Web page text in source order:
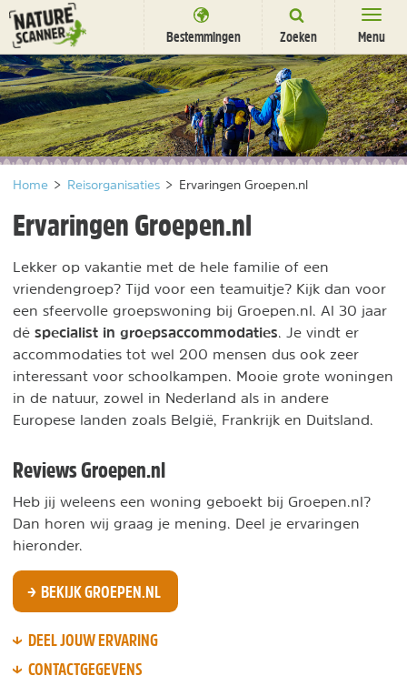
Ga
naar
content
Bestemmingen Zoeken Menu
Bestemmingen
Overnachten
Activiteiten
Natuurparken
Dieren
Nieuwsbrief Uitgelicht
Partners nl/fr
Home > Reisorganisaties > Ervaringen Groepen.nl
Ervaringen Groepen.nl
Lekker op vakantie met de hele familie of een
vriendengroep? Tijd voor een teamuitje? Kijk dan voor
een sfeervolle groepswoning bij Groepen.nl. Al 30 jaar
dé specialist in groepsaccommodaties . Je vindt er
accommodaties tot wel 200 mensen dus ook zeer
interessant voor schoolkampen. Mooie grote woningen
in de natuur, zowel in Nederland als in andere
Europese landen zoals België, Frankrijk en Duitsland.
Reviews Groepen.nl
Heb jij weleens een woning geboekt bij Groepen.nl?
Dan horen wij graag je mening. Deel je ervaringen
hieronder.
BEKIJK GROEPEN.NL
DEEL JOUW ERVARING
CONTACTGEGEVENS